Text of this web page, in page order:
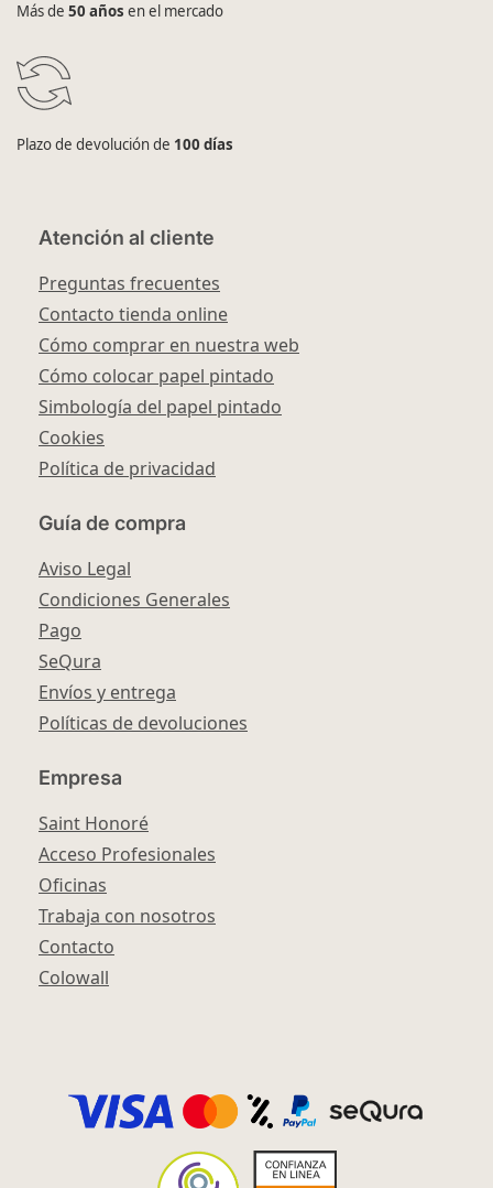
Más de 50 años en el mercado
Plazo de devolución de 100 días
Atención al cliente
Preguntas frecuentes
Contacto tienda online
Cómo comprar en nuestra web
Cómo colocar papel pintado
Simbología del papel pintado
Cookies
Política de privacidad
Guía de compra
Aviso Legal
Condiciones Generales
Pago
SeQura
Envíos y entrega
Políticas de devoluciones
Empresa
Saint Honoré
Acceso Profesionales
Oficinas
Trabaja con nosotros
Contacto
Colowall